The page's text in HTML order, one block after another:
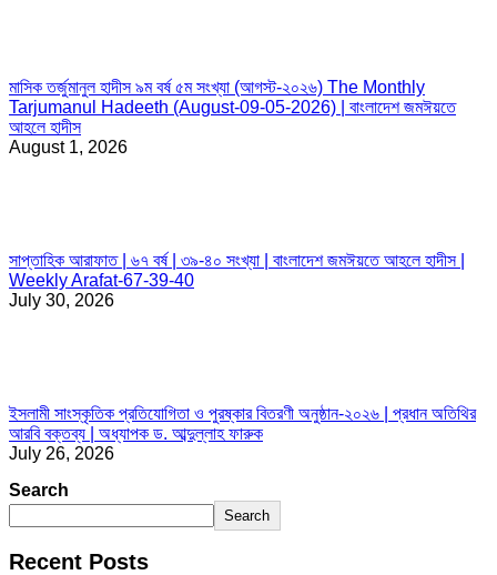
মাসিক তর্জুমানুল হাদীস ৯ম বর্ষ ৫ম সংখ্যা (আগস্ট-২০২৬) The Monthly
Tarjumanul Hadeeth (August-09-05-2026) | বাংলাদেশ জমঈয়তে
আহলে হাদীস
August 1, 2026
সাপ্তাহিক আরাফাত | ৬৭ বর্ষ | ৩৯-৪০ সংখ্যা | বাংলাদেশ জমঈয়তে আহলে হাদীস |
Weekly Arafat-67-39-40
July 30, 2026
ইসলামী সাংস্কৃতিক প্রতিযোগিতা ও পুরষ্কার বিতরণী অনুষ্ঠান-২০২৬ | প্রধান অতিথির
আরবি বক্তব্য | অধ্যাপক ড. আব্দুল্লাহ ফারুক
July 26, 2026
Search
Search
Recent Posts